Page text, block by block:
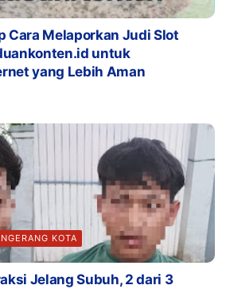
Cara Melaporkan Judi Slot
untuk
yang Lebih Aman
KOTA
Jelang Subuh, 2 dari 3